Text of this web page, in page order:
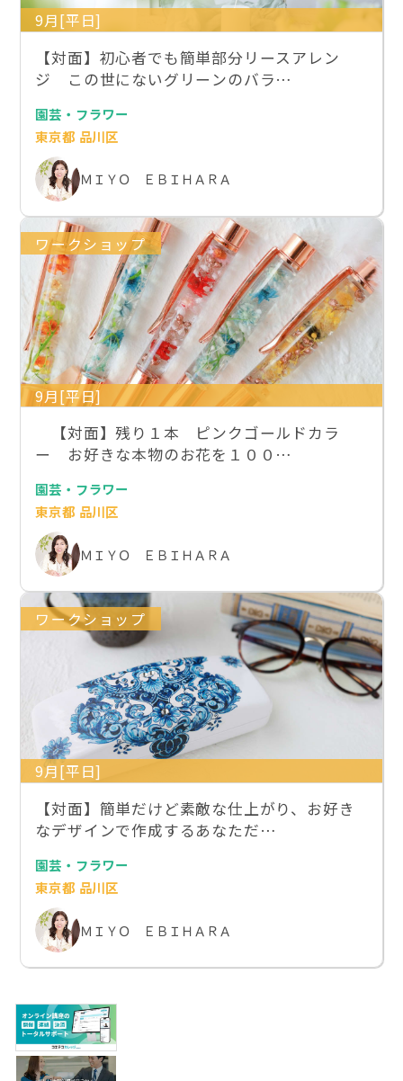
9月[平日]
【対面】初心者でも簡単部分リースアレン
ジ この世にないグリーンのバラ…
園芸・フラワー
東京都 品川区
ＭＩＹＯ ＥＢＩＨＡＲＡ
ワークショップ
9月[平日]
【対面】残り１本 ピンクゴールドカラ
ー お好きな本物のお花を１００…
園芸・フラワー
東京都 品川区
ＭＩＹＯ ＥＢＩＨＡＲＡ
ワークショップ
9月[平日]
【対面】簡単だけど素敵な仕上がり、お好き
なデザインで作成するあなただ…
園芸・フラワー
東京都 品川区
ＭＩＹＯ ＥＢＩＨＡＲＡ